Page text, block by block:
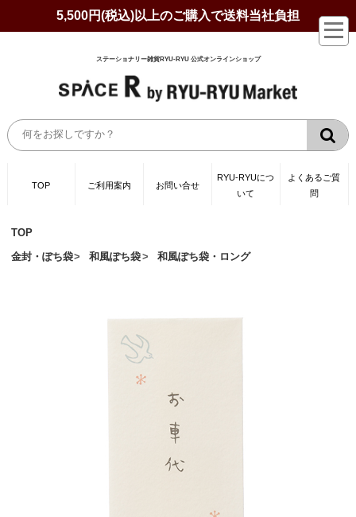
5,500円(税込)以上のご購入で送料当社負担
ステーショナリー雑貨RYU-RYU 公式オンラインショップ
TOP ご利用案内 お問い合せ
RYU-RYUにつ
いて
よくあるご質
問
TOP
金封・ぽち袋
和風ぽち袋 和風ぽち袋・ロング